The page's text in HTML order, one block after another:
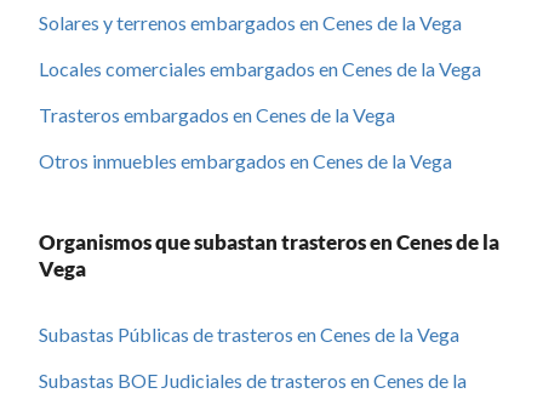
Solares y terrenos embargados en Cenes de la Vega
Locales comerciales embargados en Cenes de la Vega
Trasteros embargados en Cenes de la Vega
Otros inmuebles embargados en Cenes de la Vega
Organismos que subastan trasteros en Cenes de la
Vega
Subastas Públicas de trasteros en Cenes de la Vega
Subastas BOE Judiciales de trasteros en Cenes de la